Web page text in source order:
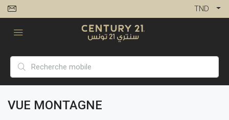
TND
VUE MONTAGNE